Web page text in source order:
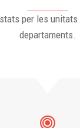
per les
departaments.